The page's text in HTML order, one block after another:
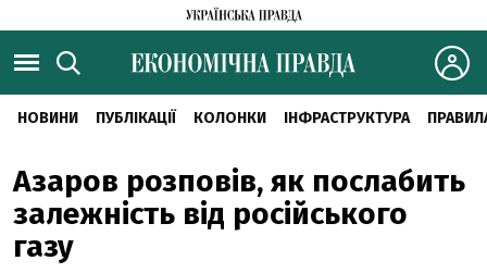
НОВИНИ ПУБЛІКАЦІЇ КОЛОНКИ ІНФРАСТРУКТУРА
Азаров розповів, як послабить
залежність від російського
газу